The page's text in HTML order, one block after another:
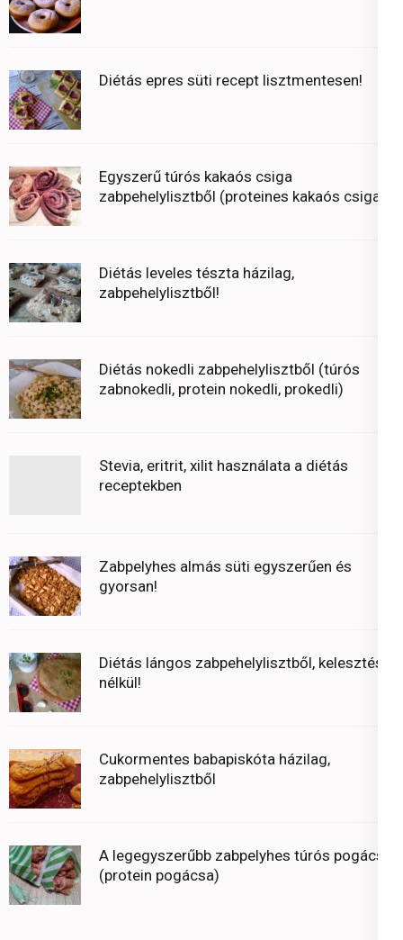
Diétás epres süti recept lisztmentesen!
Egyszerű túrós kakaós csiga
zabpehelylisztből (proteines kakaós csiga)
Diétás leveles tészta házilag,
zabpehelylisztből!
Diétás nokedli zabpehelylisztből (túrós
zabnokedli, protein nokedli, prokedli)
Stevia, eritrit, xilit használata a diétás
receptekben
Zabpelyhes almás süti egyszerűen és
gyorsan!
Diétás lángos zabpehelylisztből, kelesztés
nélkül!
Cukormentes babapiskóta házilag,
zabpehelylisztből
A legegyszerűbb zabpelyhes túrós pogácsa
(protein pogácsa)